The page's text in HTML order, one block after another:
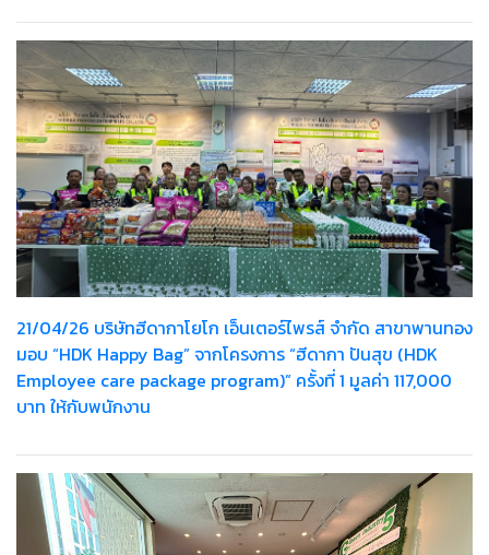
21/04/26 บริษัทฮีดากาโยโก เอ็นเตอร์ไพรส์ จำกัด สาขาพานทอง
มอบ “HDK Happy Bag” จากโครงการ “ฮีดากา ปันสุข (HDK
Employee care package program)” ครั้งที่ 1 มูลค่า 117,000
บาท ให้กับพนักงาน